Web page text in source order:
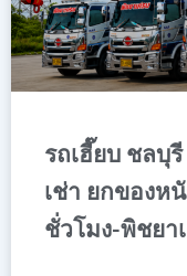
รถเฮี๊ยบ ชลบุ
เช่า ยกของห
ชั่วโมง-พิชยา